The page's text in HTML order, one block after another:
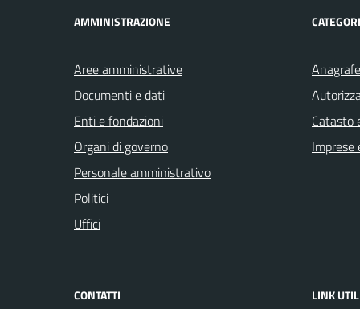
AMMINISTRAZIONE
Aree amministrative
Documenti e dati
Enti e fondazioni
Organi di governo
Personale amministrativo
Politici
Uffici
Catasto
Imprese
CONTATTI LINK